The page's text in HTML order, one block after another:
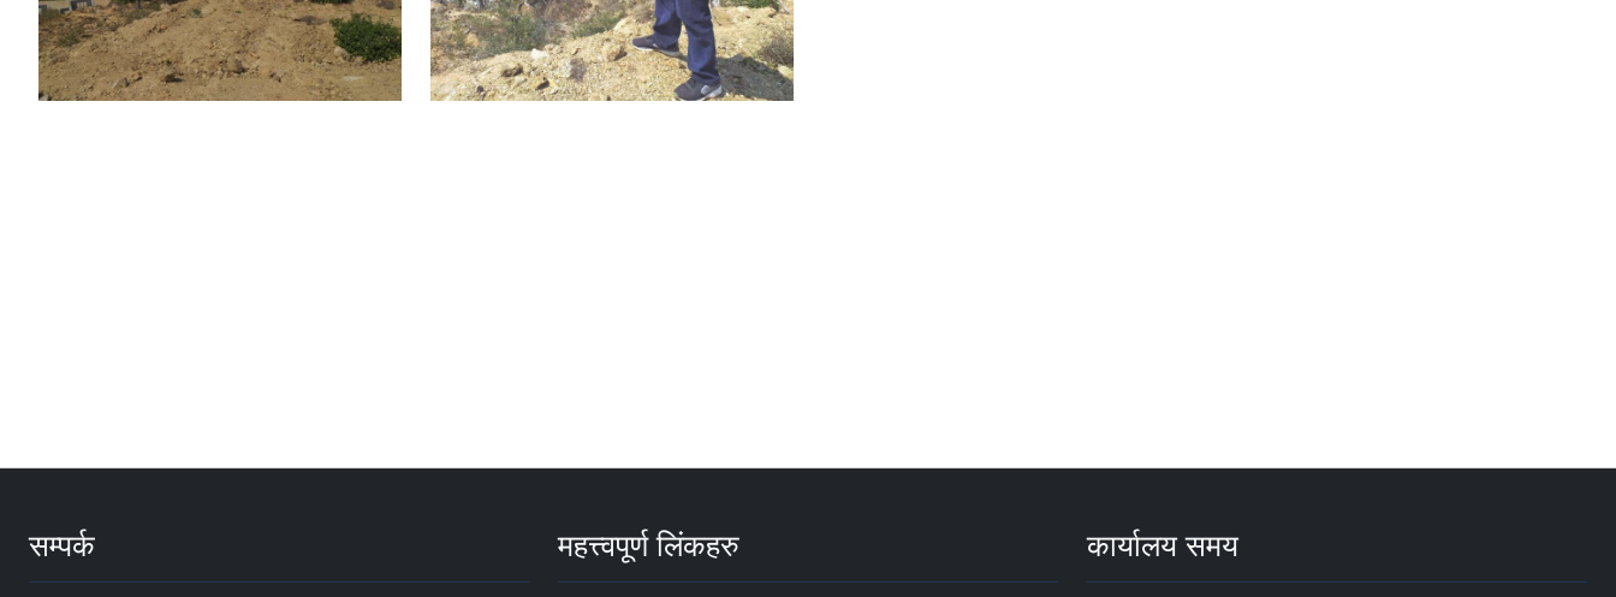
सम्पर्क महत्त्वपूर्ण लिंकहरु कार्यालय समय